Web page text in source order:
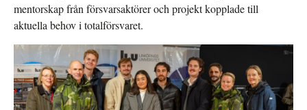
mentorskap från försvarsaktörer och projekt kopplade till
aktuella behov i totalförsvaret.